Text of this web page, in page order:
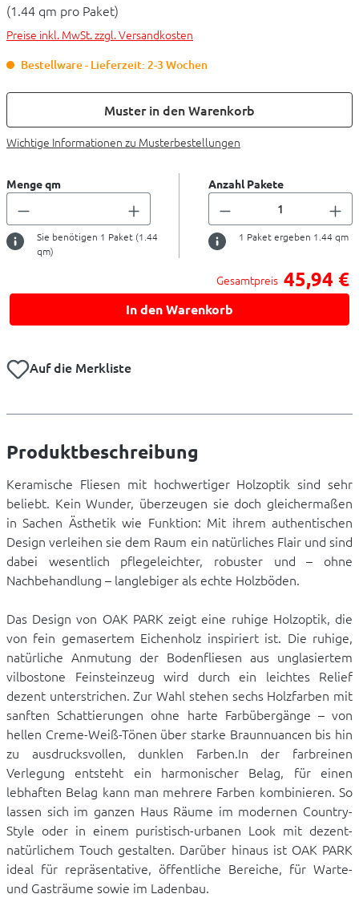
(1.44 qm pro Paket)
Preise inkl. MwSt. zzgl. Versandkosten
Bestellware - Lieferzeit: 2-3 Wochen
Muster in den Warenkorb
Wichtige Informationen zu Musterbestellungen
Menge qm
Sie benötigen 1 Paket (1.44
qm)
Anzahl Pakete
1 Paket ergeben 1.44qm
Gesamtpreis 45,94 €
In den Warenkorb
Auf die Merkliste
Produktbeschreibung
Keramische Fliesen mit hochwertiger Holzoptik sind sehr
beliebt. Kein Wunder, überzeugen sie doch gleichermaßen
in Sachen Ästhetik wie Funktion: Mit ihrem authentischen
Design verleihen sie dem Raum ein natürliches Flair und sind
dabei wesentlich pflegeleichter, robuster und – ohne
Nachbehandlung – langlebiger als echte Holzböden.
Das Design von OAK PARK zeigt eine ruhige Holzoptik, die
von fein gemasertem Eichenholz inspiriert ist. Die ruhige,
natürliche Anmutung der Bodenfliesen aus unglasiertem
vilbostone Feinsteinzeug wird durch ein leichtes Relief
dezent unterstrichen. Zur Wahl stehen sechs Holzfarben mit
sanften Schattierungen ohne harte Farbübergänge – von
hellen Creme-Weiß-Tönen über starke Braunnuancen bis hin
zu ausdrucksvollen, dunklen Farben.In der farbreinen
Verlegung entsteht ein harmonischer Belag, für einen
lebhaften Belag kann man mehrere Farben kombinieren. So
lassen sich im ganzen Haus Räume im modernen Country-
Style oder in einem puristisch-urbanen Look mit dezent-
natürlichem Touch gestalten. Darüber hinaus ist OAK PARK
ideal für repräsentative, öffentliche Bereiche, für Warte-
und Gasträume sowie im Ladenbau.